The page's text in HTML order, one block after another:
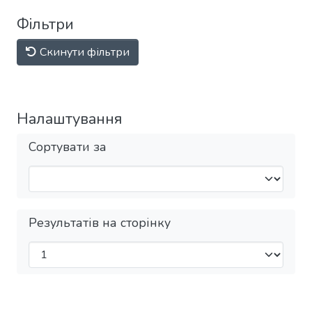
Фільтри
Скинути фільтри
Налаштування
Сортувати за
Результатів на сторінку